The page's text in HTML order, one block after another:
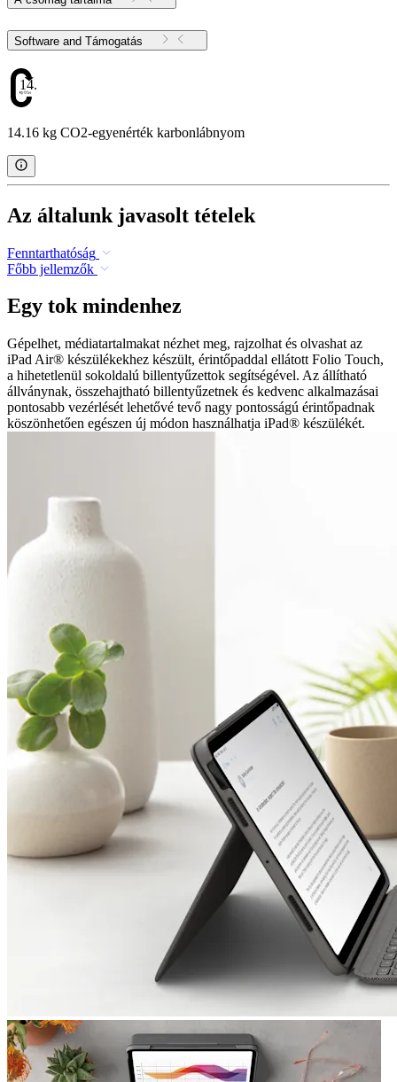
Software and Támogatás
14.16
14.16 kg CO2-egyenérték karbonlábnyom
Az általunk javasolt tételek
Fenntarthatóság
Főbb jellemzők
Egy tok mindenhez
Gépelhet, médiatartalmakat nézhet meg, rajzolhat és olvashat az
iPad Air® készülékekhez készült, érintőpaddal ellátott Folio Touch,
a hihetetlenül sokoldalú billentyűzettok segítségével. Az állítható
állványnak, összehajtható billentyűzetnek és kedvenc alkalmazásai
pontosabb vezérlését lehetővé tevő nagy pontosságú érintőpadnak
köszönhetően egészen új módon használhatja iPad® készülékét.